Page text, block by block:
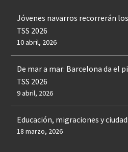
Jóvenes navarros recorrerán
TSS 2026
10 abril, 2026
De mar a mar: Barcelona da el
TSS 2026
9 abril, 2026
Educación, migraciones y
18 marzo, 2026